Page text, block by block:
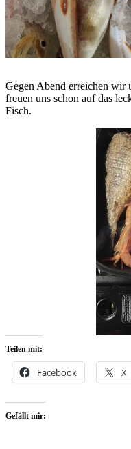
Gegen Abend erreichen wir
freuen uns schon auf das
Fisch.
Teilen mit:
Facebook X
Gefällt mir: